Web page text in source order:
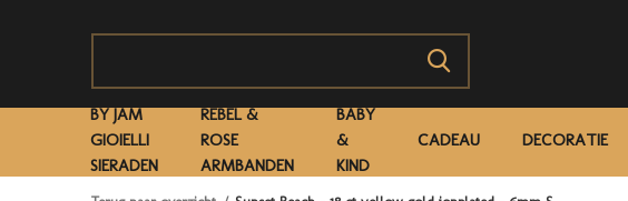
BY JAM
GIOIELLI
SIERADEN
REBEL &
ROSE
ARMBANDEN
BABY
&
KIND
CADEAU DECORATIE